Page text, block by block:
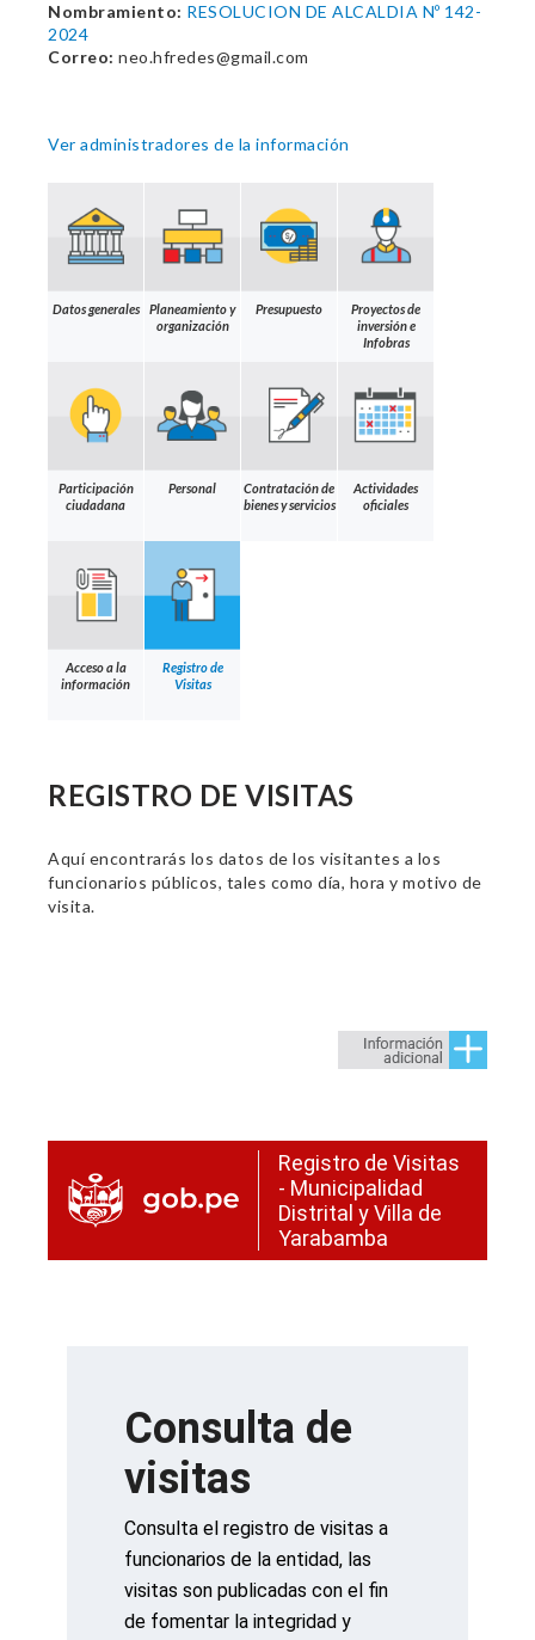
Nombramiento: RESOLUCION DE ALCALDIA Nº 142-
2024
Correo: neo.hfredes@gmail.com
Ver administradores de la información
Datos generales
Planeamiento y
organización
Presupuesto
Proyectos de
inversión e
Infobras
Participación
ciudadana
Personal
Contratación de
bienes y servicios
Actividades
oficiales
Acceso a la
información
Registro de
Visitas
REGISTRO DE VISITAS
Aquí encontrarás los datos de los visitantes a los
funcionarios públicos, tales como día, hora y motivo de
visita.